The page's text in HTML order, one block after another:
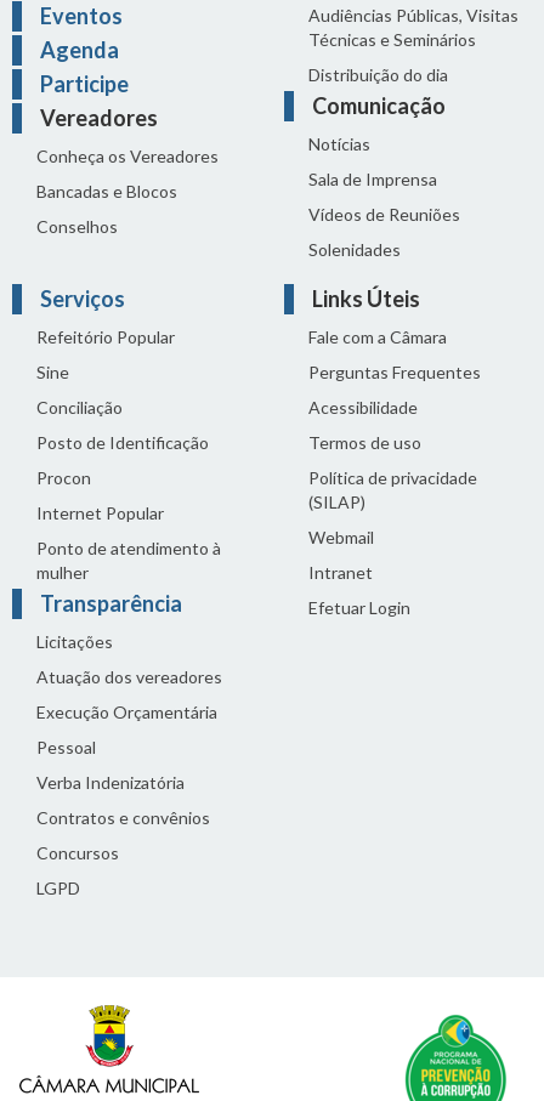
Eventos
Agenda
Participe
Vereadores
Conheça os Vereadores
Bancadas e Blocos
Conselhos
Audiências Públicas, Visitas
Técnicas e Seminários
Distribuição do dia
Comunicação
Notícias
Sala de Imprensa
Vídeos de Reuniões
Solenidades
Serviços
Refeitório Popular
Sine
Conciliação
Posto de Identificação
Procon
Internet Popular
Ponto de atendimento à
mulher
Transparência
Licitações
Atuação dos vereadores
Execução Orçamentária
Pessoal
Verba Indenizatória
Contratos e convênios
Concursos
LGPD
Links Úteis
Fale com a Câmara
Perguntas Frequentes
Acessibilidade
Termos de uso
Política de privacidade
(SILAP)
Webmail
Intranet
Efetuar Login